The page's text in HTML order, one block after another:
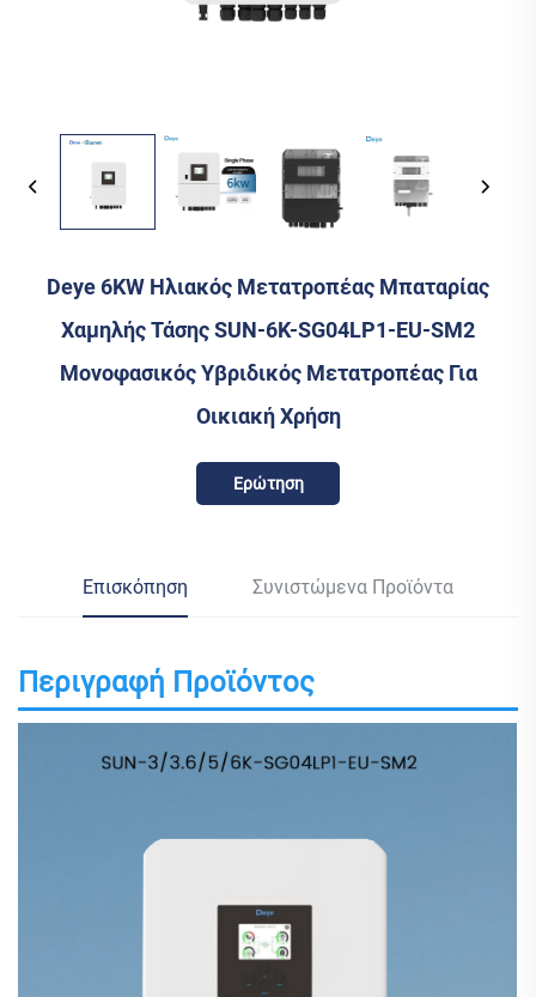
Deye 6KW Ηλιακός Μετατροπέας Μπαταρίας
Χαμηλής Τάσης SUN-6K-SG04LP1-EU-SM2
Μονοφασικός Υβριδικός Μετατροπέας Για
Οικιακή Χρήση
Ερώτηση
Επισκόπηση Συνιστώμενα Προϊόντα
Περιγραφή Προϊόντος